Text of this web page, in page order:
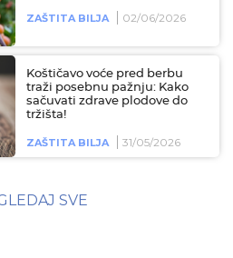
ZAŠTITA BILJA 02/06/2026
Koštičavo voće pred berbu
traži posebnu pažnju: Kako
sačuvati zdrave plodove do
tržišta!
ZAŠTITA BILJA 31/05/2026
SVE